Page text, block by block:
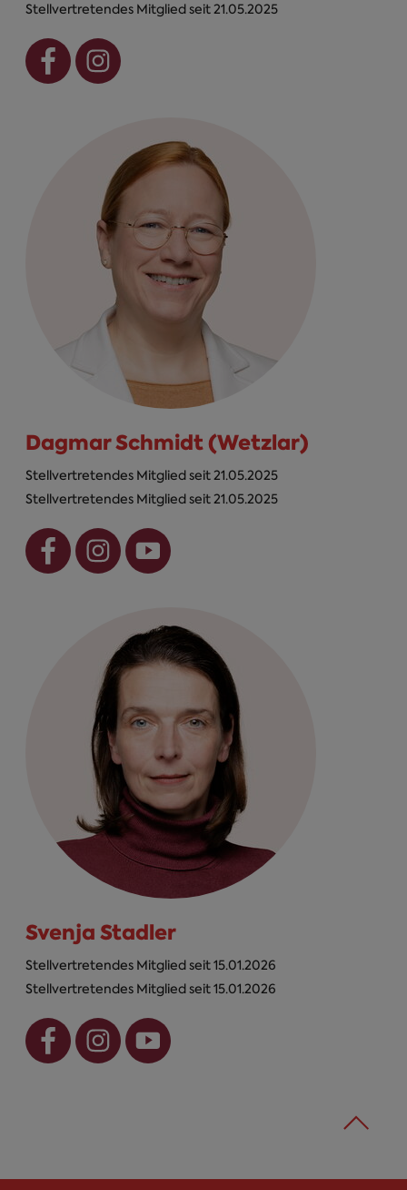
Stellvertretendes Mitglied seit 21.05.2025
Dagmar Schmidt (Wetzlar)
Stellvertretendes Mitglied seit 21.05.2025
Stellvertretendes Mitglied seit 21.05.2025
Svenja Stadler
Stellvertretendes Mitglied seit 15.01.2026
Stellvertretendes Mitglied seit 15.01.2026